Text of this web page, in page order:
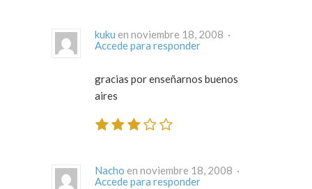
kuku
en noviembre 18, 2008 ·
Accede para responder
gracias por enseñarnos buenos
aires
Nacho
en noviembre 18, 2008 ·
Accede para responder